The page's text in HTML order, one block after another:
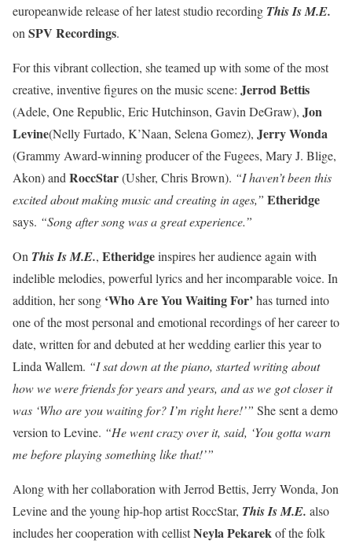
europeanwide release of her latest studio recording This Is M.E.
on SPV Recordings.
For this vibrant collection, she teamed up with some of the most
creative, inventive figures on the music scene: Jerrod Bettis
(Adele, One Republic, Eric Hutchinson, Gavin DeGraw), Jon
Levine(Nelly Furtado, K’Naan, Selena Gomez), Jerry Wonda
(Grammy Award-winning producer of the Fugees, Mary J. Blige,
Akon) and RoccStar(Usher, Chris Brown). “I haven’t been this
excited about making music and creating in ages,” Etheridge
says. “Song after song was a great experience.”
On This Is M.E., Etheridgeinspires her audience again with
indelible melodies, powerful lyrics and her incomparable voice. In
addition, her song ‘Who Are You Waiting For’ has turned into
one of the most personal and emotional recordings of her career to
date, written for and debuted at her wedding earlier this year to
Linda Wallem. “I sat down at the piano, started writing about
how we were friends for years and years, and as we got closer it
was ‘Who are you waiting for? I’m right here!’” She sent a demo
version to Levine. “He went crazy over it, said, ‘You gotta warn
me before playing something like that!’”
Along with her collaboration with Jerrod Bettis, Jerry Wonda, Jon
Levine and the young hip-hop artist RoccStar, This Is M.E. also
includes her cooperation with cellistNeyla Pekarekof the folk